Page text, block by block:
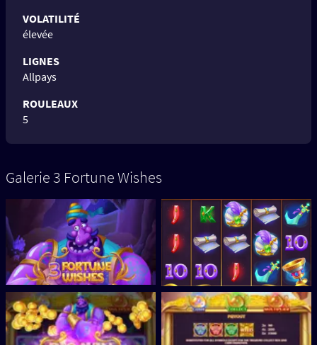
VOLATILITÉ
élevée
LIGNES
Allpays
ROULEAUX
5
Galerie 3 Fortune Wishes